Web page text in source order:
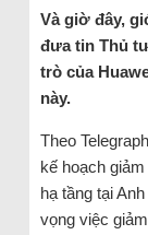
Và giờ đây,
đưa tin Thủ
trò của
này.
Theo
kế hoạch
hạ tầng tại Anh
vọng việc